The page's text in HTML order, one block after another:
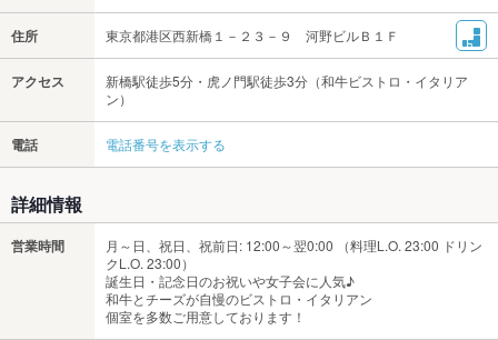
住所 東京都港区西新橋１－２３－９ 河野ビルＢ１Ｆ
アクセス
新橋駅徒歩5分・虎ノ門駅徒歩3分（和牛ビストロ・イタリア
ン）
電話 電話番号を表示する
詳細情報
営業時間
月～日、祝日、祝前日: 12:00～翌0:00 （料理L.O. 23:00 ドリン
クL.O. 23:00）
誕生日・記念日のお祝いや女子会に人気♪
和牛とチーズが自慢のビストロ・イタリアン
個室を多数ご用意しております！